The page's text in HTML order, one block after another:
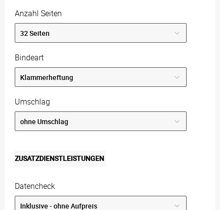
Anzahl Seiten
Bindeart
Umschlag
ZUSATZDIENSTLEISTUNGEN
Datencheck